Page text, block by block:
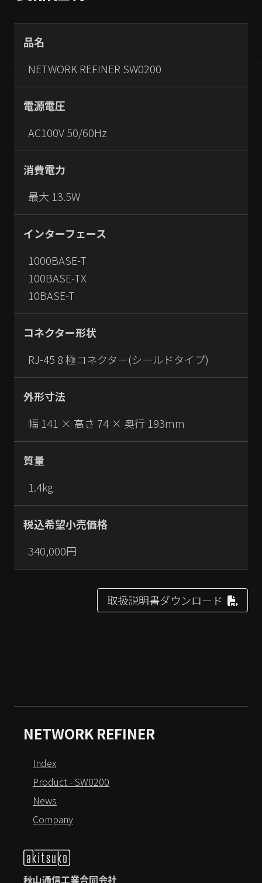
品名
NETWORK REFINER SW0200
電源電圧
AC100V 50/60Hz
消費電力
最大 13.5W
インターフェース
1000BASE-T
100BASE-TX
10BASE-T
コネクター形状
RJ-45 8 極コネクター(シールドタイプ)
外形寸法
幅 141 × 高さ 74 × 奥行 193mm
質量
1.4kg
税込希望小売価格
340,000円
取扱説明書ダウンロード
NETWORK REFINER
Index
Product - SW0200
News
Company
秋山通信工業合同会社